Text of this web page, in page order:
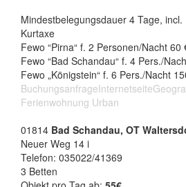
Mindestbelegungsdauer 4 Tage,
Kurtaxe
Fewo “Pirna“ f. 2 Personen/Nacht 60
Fewo “Bad Schandau“ f. 4 Pers./
Fewo „Königstein“ f. 6 Pers./Nacht
BuchungsanfrageInternetseite
Ferienwohnung Urban
01814 Bad Schandau, OT
Neuer Weg 14 i
Telefon: 035022/41369
3 Betten